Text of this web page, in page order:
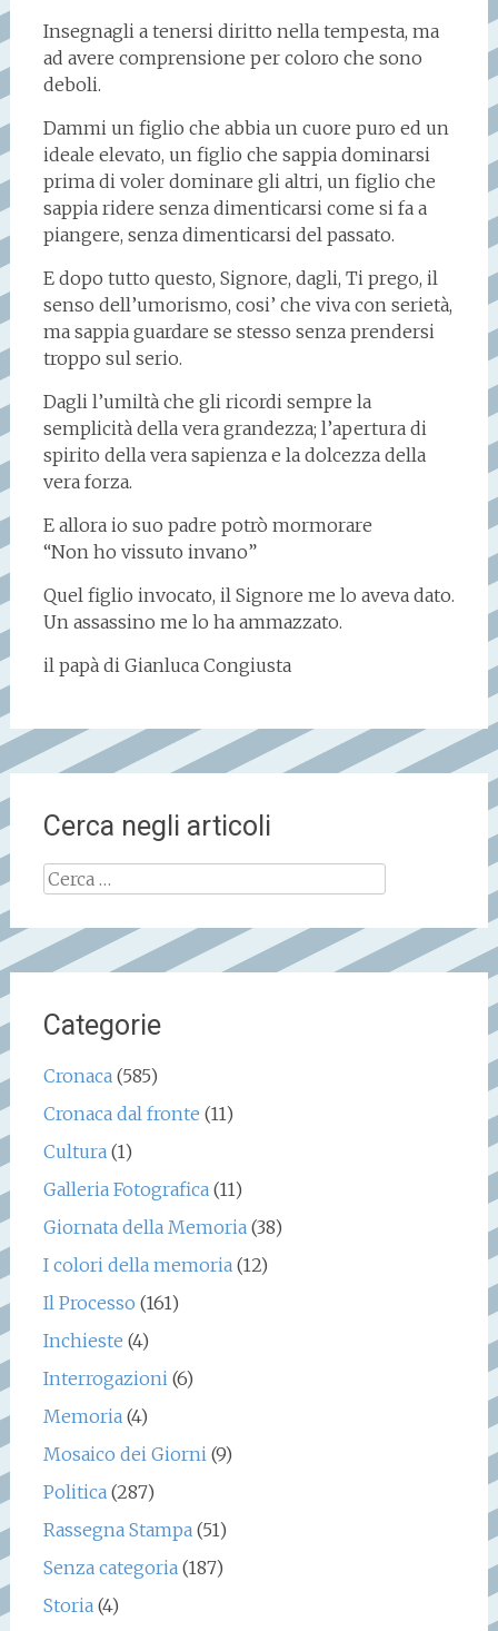
Insegnagli a tenersi diritto nella tempesta, ma
ad avere comprensione per coloro che sono
deboli.
Dammi un figlio che abbia un cuore puro ed un
ideale elevato, un figlio che sappia dominarsi
prima di voler dominare gli altri, un figlio che
sappia ridere senza dimenticarsi come si fa a
piangere, senza dimenticarsi del passato.
E dopo tutto questo, Signore, dagli, Ti prego, il
senso dell’umorismo, cosi’ che viva con serietà,
ma sappia guardare se stesso senza prendersi
troppo sul serio.
Dagli l’umiltà che gli ricordi sempre la
semplicità della vera grandezza; l’apertura di
spirito della vera sapienza e la dolcezza della
vera forza.
E allora io suo padre potrò mormorare
“Non ho vissuto invano”
Quel figlio invocato, il Signore me lo aveva dato.
Un assassino me lo ha ammazzato.
il papà di Gianluca Congiusta
Cerca negli articoli
Ricerca
Categorie
Cronaca(585)
Cronaca dal fronte (11)
Cultura(1)
Galleria Fotografica(11)
Giornata della Memoria(38)
I colori della memoria(12)
Il Processo (161)
Inchieste (4)
Interrogazioni(6)
Memoria(4)
Mosaico dei Giorni(9)
Politica(287)
Rassegna Stampa(51)
Senza categoria(187)
Storia(4)